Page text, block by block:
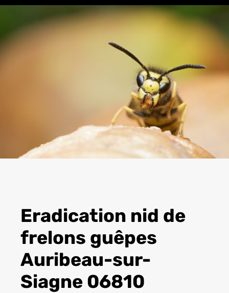
Eradication nid de
frelons guêpes
Auribeau-sur-
Siagne 06810